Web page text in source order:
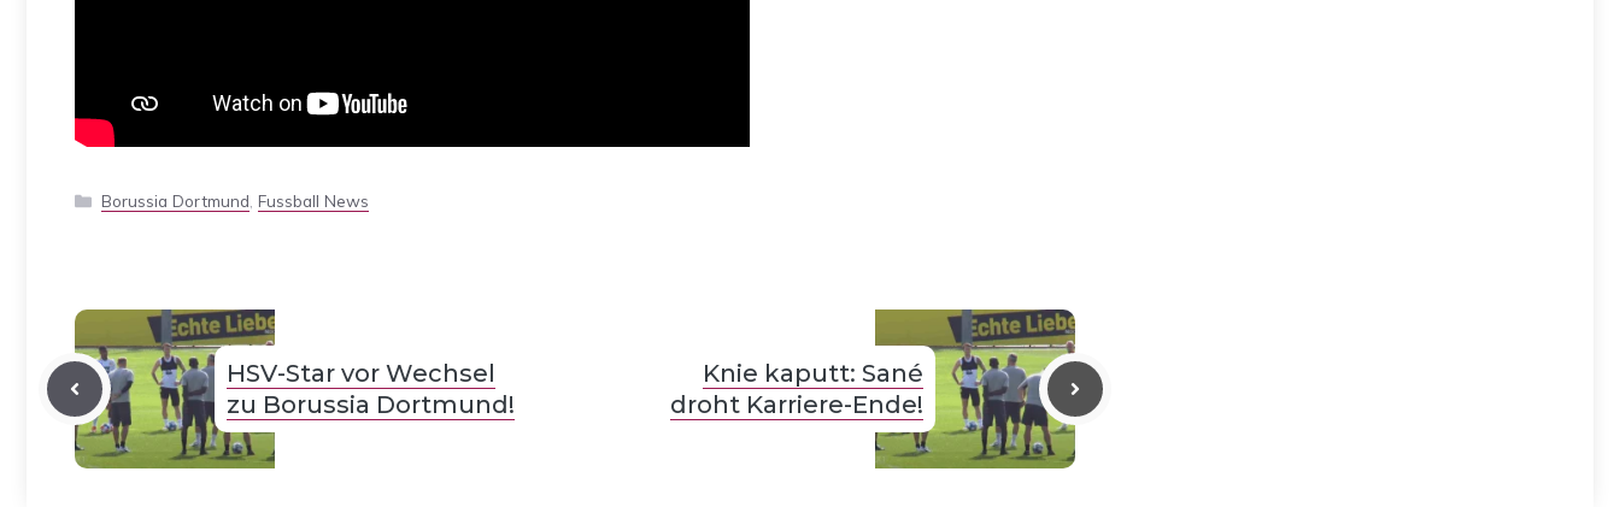
Kategorien
Borussia Dortmund Fussball News
HSV-Star vor Wechsel
zu Borussia Dortmund!
Knie kaputt: Sané
droht Karriere-Ende!